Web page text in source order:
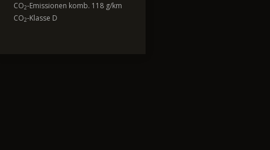
CO2-Emissionen komb. 118 g/km
CO2-Klasse D